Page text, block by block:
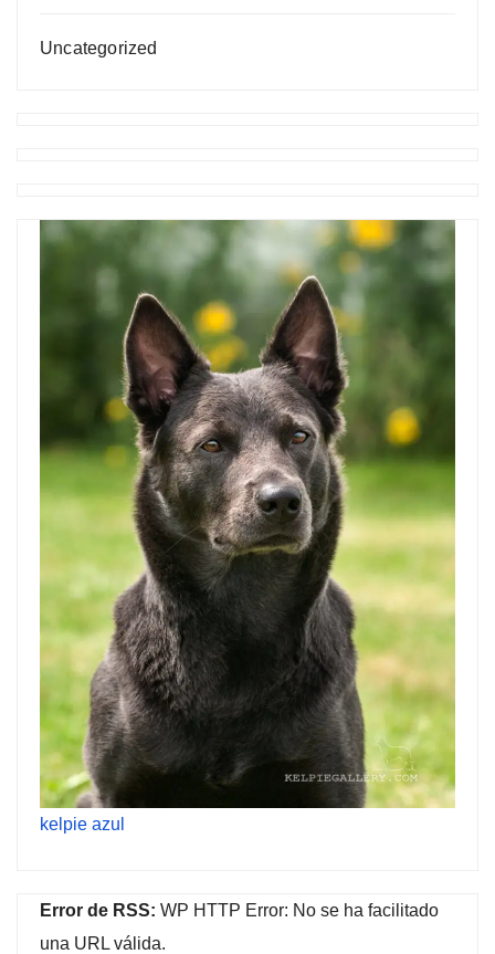
Uncategorized
kelpie azul
Error de RSS: WP HTTP Error: No se ha facilitado
una URL válida.